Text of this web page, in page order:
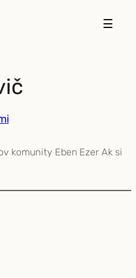
☰
komunity Eben Ezer Ak si